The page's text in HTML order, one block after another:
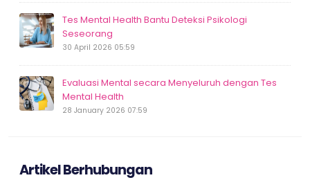
Tes Mental Health Bantu Deteksi Psikologi
Seseorang
30 April 2026 05:59
Evaluasi Mental secara Menyeluruh dengan Tes
Mental Health
28 January 2026 07:59
Artikel Berhubungan